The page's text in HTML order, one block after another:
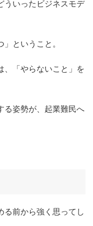
ういったビジネスモデ
ということ。
、「やらないこと」を
る姿勢が、起業難民へ
る前から強く思ってし